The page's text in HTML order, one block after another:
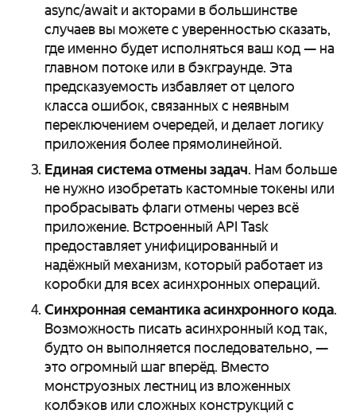
async/await и акторами в большинстве
случаев вы можете с уверенностью сказать,
где именно будет исполняться ваш код — на
главном потоке или в бэкграунде. Эта
предсказуемость избавляет от целого
класса ошибок, связанных с неявным
переключением очередей, и делает логику
приложения более прямолинейной.
Единая система отмены задач. Нам больше
не нужно изобретать кастомные токены или
пробрасывать флаги отмены через всё
приложение. Встроенный API Task
предоставляет унифицированный и
надёжный механизм, который работает из
коробки для всех асинхронных операций.
Синхронная семантика асинхронного кода.
Возможность писать асинхронный код так,
будто он выполняется последовательно, —
это огромный шаг вперёд. Вместо
монструозных лестниц из вложенных
колбэков или сложных конструкций с